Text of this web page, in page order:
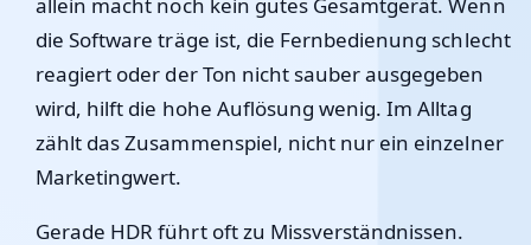
die Software träge ist, die Fernbedienung schlecht
reagiert oder der Ton nicht sauber ausgegeben
wird, hilft die hohe Auflösung wenig. Im Alltag
zählt das Zusammenspiel, nicht nur ein einzelner
Marketingwert.
Gerade HDR führt oft zu Missverständnissen.